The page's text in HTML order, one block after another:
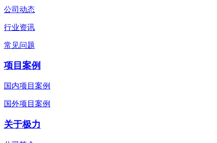
公司动态
行业资讯
常见问题
项目案例
国内项目案例
国外项目案例
关于极力